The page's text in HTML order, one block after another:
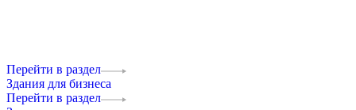
Перейти в раздел
Здания для бизнеса
Перейти в раздел